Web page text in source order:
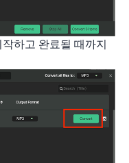
하고 완료될 때까지